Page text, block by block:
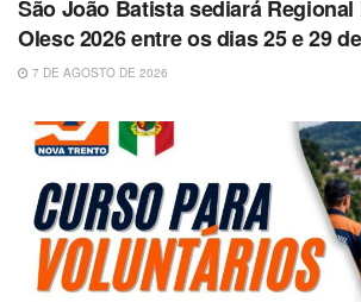
São João Batista sediará
Olesc 2026 entre os dias 25 e 29
7 DE AGOSTO DE 2026